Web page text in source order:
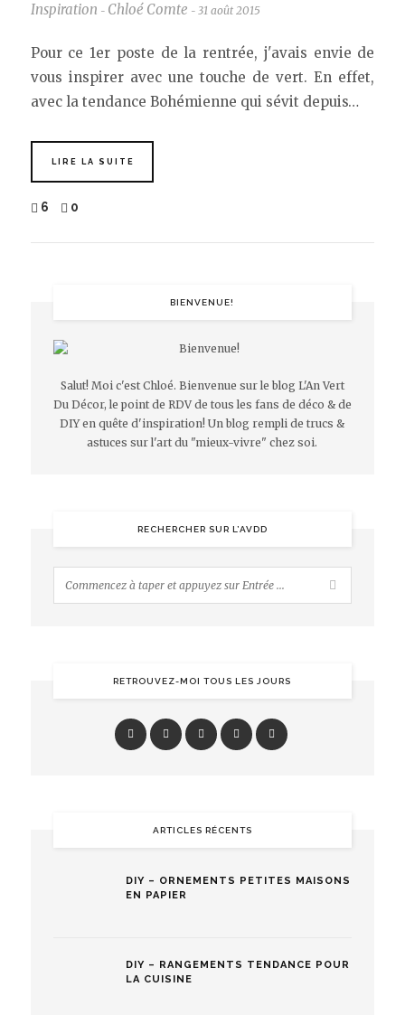
Inspiration - Chloé Comte - 31 août 2015
Pour ce 1er poste de la rentrée, j'avais envie de
vous inspirer avec une touche de vert. En effet,
avec la tendance Bohémienne qui sévit depuis…
LIRE LA SUITE
6 0
BIENVENUE!
Salut! Moi c'est Chloé. Bienvenue sur le blog L'An Vert
Du Décor, le point de RDV de tous les fans de déco & de
DIY en quête d'inspiration! Un blog rempli de trucs &
astuces sur l'art du "mieux-vivre" chez soi.
RECHERCHER SUR L’AVDD
RETROUVEZ-MOI TOUS LES JOURS
ARTICLES RÉCENTS
DIY – ORNEMENTS PETITES MAISONS
EN PAPIER
DIY – RANGEMENTS TENDANCE POUR
LA CUISINE